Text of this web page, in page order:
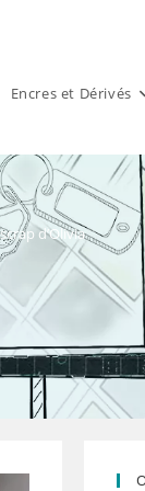
Encres et Dérivés
d’Olivia